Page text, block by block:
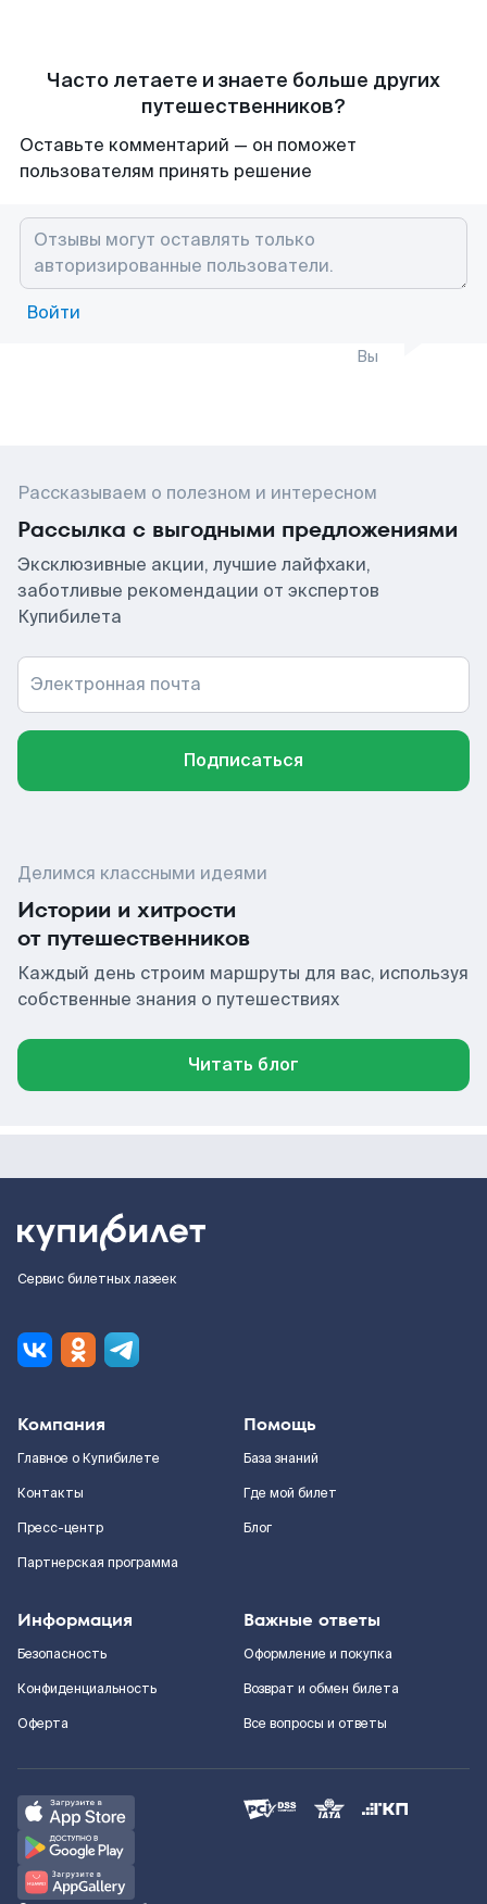
Часто летаете и знаете больше других
путешественников?
Оставьте комментарий — он поможет
пользователям принять решение
Войти
Вы
Рассказываем о полезном и интересном
Рассылка с выгодными предложениями
Эксклюзивные акции, лучшие лайфхаки,
заботливые рекомендации от экспертов
Купибилета
Электронная почта
Подписаться
Делимся классными идеями
Истории и хитрости
от путешественников
Каждый день строим маршруты для вас, используя
собственные знания о путешествиях
Читать блог
Сервис билетных лазеек
Компания
Главное о Купибилете
Контакты
Пресс-центр
Партнерская программа
Помощь
База знаний
Где мой билет
Блог
Информация
Безопасность
Конфиденциальность
Оферта
Важные ответы
Оформление и покупка
Возврат и обмен билета
Все вопросы и ответы